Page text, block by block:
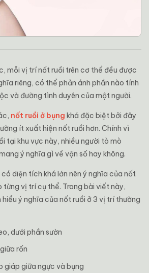
mỗi vị trí nốt ruồi trên cơ thể đều được
riêng, có thể phản ánh phần nào tính
và đường tình duyên của một người.
nốt ruồi ở bụng khá đặc biệt bởi đây
ít xuất hiện nốt ruồi hơn. Chính vì
tại khu vực này, nhiều người tò mò
ý nghĩa gì về vận số hay không.
có diện tích khá lớn nên ý nghĩa của nốt
từng vị trí cụ thể. Trong bài viết này,
ý nghĩa của nốt ruồi ở 3 vị trí thường
dưới phần sườn
rốn
giáp giữa ngực và bụng